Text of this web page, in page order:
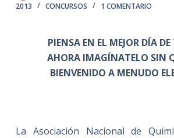
2013
CONCURSOS 1 COMENTARIO
PIENSA EN EL MEJOR DÍA
AHORA IMAGÍNATELO SIN
BIENVENIDO A MENUDO
La Asociación Nacional de